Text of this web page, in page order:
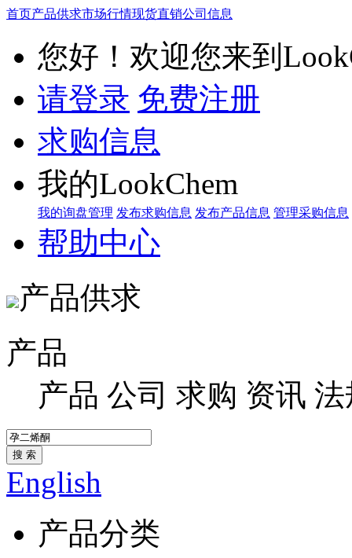
首页产品供求市场行情现货直销公司信息
您好！欢迎您来到
请登录 免费注册
求购信息
我的LookChem
我的询盘管理 发布求购信息 发布产品信息 管理采购信息
帮助中心
产品供求
产品
产品 公司 求购 资讯 法
搜 索
English
产品分类